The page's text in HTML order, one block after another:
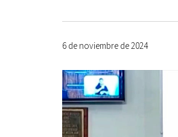
6 de noviembre de 2024